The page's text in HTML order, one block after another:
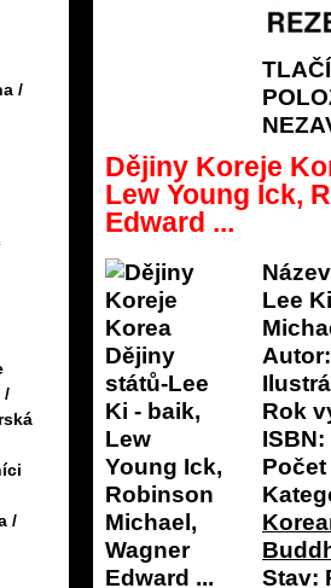
/
/
/
Dějiny Koreje
Lew Young Ick,
Edward ...
Lee
Autor:
Rok
ISBN:
Stav: